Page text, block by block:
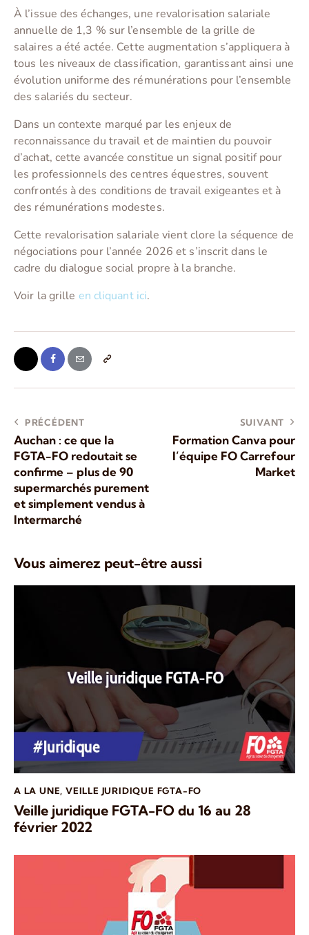
À l’issue des échanges, une revalorisation salariale
annuelle de 1,3 % sur l’ensemble de la grille de
salaires a été actée. Cette augmentation s’appliquera à
tous les niveaux de classification, garantissant ainsi une
évolution uniforme des rémunérations pour l’ensemble
des salariés du secteur.
Dans un contexte marqué par les enjeux de
reconnaissance du travail et de maintien du pouvoir
d’achat, cette avancée constitue un signal positif pour
les professionnels des centres équestres, souvent
confrontés à des conditions de travail exigeantes et à
des rémunérations modestes.
Cette revalorisation salariale vient clore la séquence de
négociations pour l’année 2026 et s’inscrit dans le
cadre du dialogue social propre à la branche.
Voir la grille en cliquant ici.
PRÉCÉDENT
Auchan : ce que la
FGTA-FO redoutait se
confirme – plus de 90
supermarchés purement
et simplement vendus à
Intermarché
SUIVANT
Formation Canva pour
l’équipe FO Carrefour
Market
Vous aimerez peut-être aussi
A LA UNE,VEILLE JURIDIQUE FGTA-FO
Veille juridique FGTA-FO du 16 au 28
février 2022